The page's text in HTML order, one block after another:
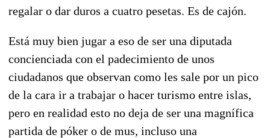
regalar o dar duros a cuatro pesetas. Es de cajón.
Está muy bien jugar a eso de ser una diputada
concienciada con el padecimiento de unos
ciudadanos que observan como les sale por un pico
de la cara ir a trabajar o hacer turismo entre islas,
pero en realidad esto no deja de ser una magnífica
partida de póker o de mus, incluso una